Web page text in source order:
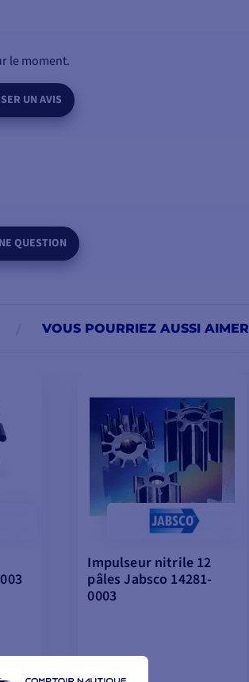
le moment.
UN AVIS
QUESTION
VOUS POURRIEZ AUSSI AIMER
Impulseur nitrile 12
pâles Jabsco 14281-
0003